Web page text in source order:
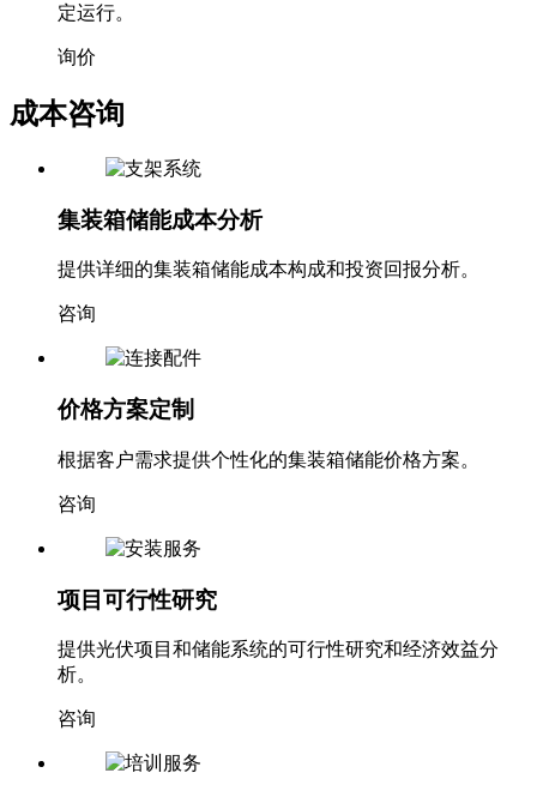
定运行。
询价
成本咨询
集装箱储能成本分析
提供详细的集装箱储能成本构成和投资回报分析。
咨询
价格方案定制
根据客户需求提供个性化的集装箱储能价格方案。
咨询
项目可行性研究
提供光伏项目和储能系统的可行性研究和经济效益分
析。
咨询